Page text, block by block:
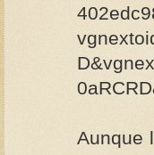
Aunque